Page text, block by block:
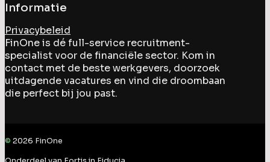
Informatie
Privacybeleid
FinOne is dé full-service recruitment-
specialist voor de financiële sector. Kom in
contact met de beste werkgevers, doorzoek
uitdagende vacatures en vind die droombaan
die perfect bij jou past.
© 2026 FinOne